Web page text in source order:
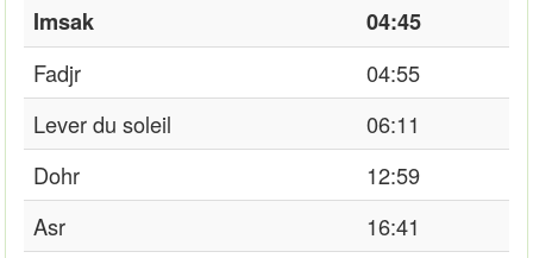
Imsak
04:45
Fadjr
04:55
Lever du soleil
06:11
Dohr
12:59
Asr
16:41